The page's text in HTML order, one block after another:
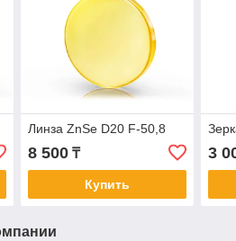
Линза ZnSe D20 F-50,8
8 500₸
Купить
3